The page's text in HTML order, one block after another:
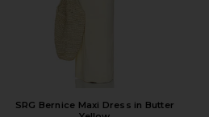
SRG Bernice Maxi Dress in Butter